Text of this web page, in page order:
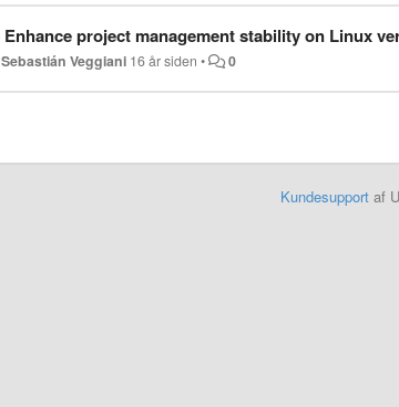
Enhance project management stability on Linux
Sebastián Veggiani 16 år siden • 0
Kundesupportaf